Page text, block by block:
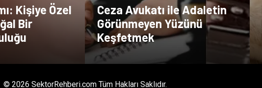
Kişiye Özel
Bir
Ceza Avukatı ile Adaletin
Görünmeyen Yüzünü
Keşfetmek
© 2026 SektorRehberi.com Tüm Hakları Saklıdır.